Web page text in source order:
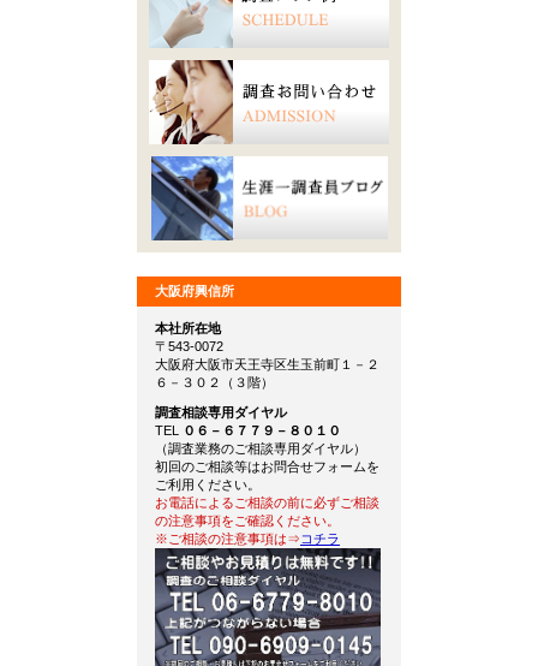
大阪府興信所
本社所在地
〒543-0072
大阪府大阪市天王寺区生玉前町１－２
６－３０２（３階）
調査相談専用ダイヤル
TEL ０６－６７７９－８０１０
（調査業務のご相談専用ダイヤル）
初回のご相談等はお問合せフォームを
ご利用ください。
お電話によるご相談の前に必ずご相談
の注意事項をご確認ください。
※ご相談の注意事項は⇒コチラ